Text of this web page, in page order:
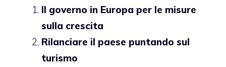
Il governo in Europa per le misure
sulla crescita
Rilanciare il paese puntando sul
turismo